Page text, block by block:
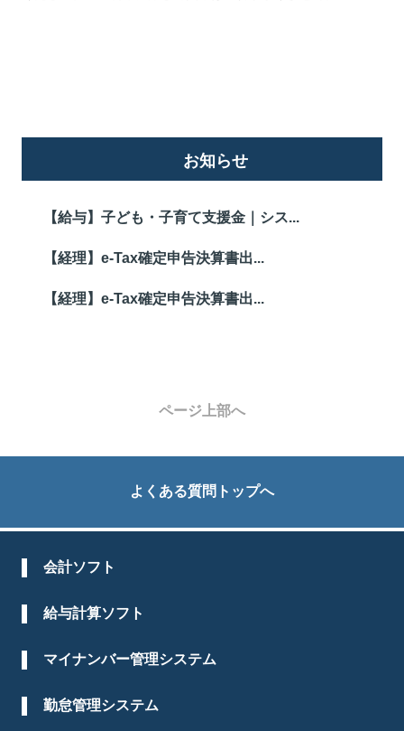
お知らせ
【給与】子ども・子育て支援金｜シス...
【経理】e-Tax確定申告決算書出...
【経理】e-Tax確定申告決算書出...
ページ上部へ
よくある質問トップへ
会計ソフト
給与計算ソフト
マイナンバー管理システム
勤怠管理システム